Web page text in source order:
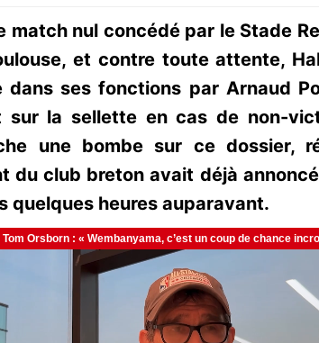
match nul concédé par le Stade
et contre toute attente,
dans ses fonctions par Arnaud
sur la sellette en cas de non-
une bombe sur ce dossier,
du club breton avait déjà
quelques heures auparavant.